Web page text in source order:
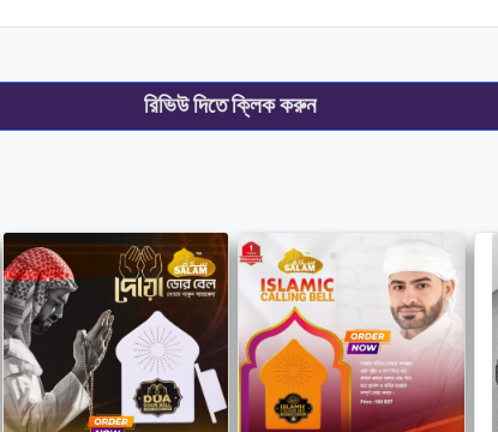
রিভিউ দিতে ক্লিক করুন